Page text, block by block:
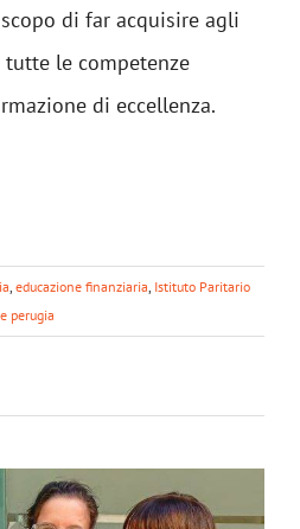
di far acquisire agli
le competenze
di eccellenza.
educazione finanziaria Istituto Paritario
perugia